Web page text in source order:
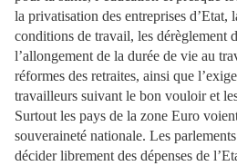
la privatisation des entreprises d’Etat,
conditions de travail, les dérèglement
l’allongement de la durée de vie au
réformes des retraites, ainsi que
travailleurs suivant le bon vouloir et
Surtout les pays de la zone Euro
souveraineté nationale. Les
décider librement des dépenses de